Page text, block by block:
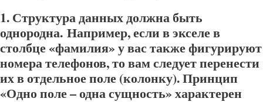
1. Структура данных должна быть
однородна. Например, если в экселе в
столбце «фамилия» у вас также фигурируют
номера телефонов, то вам следует перенести
их в отдельное поле (колонку). Принцип
«Одно поле – одна сущность» характерен